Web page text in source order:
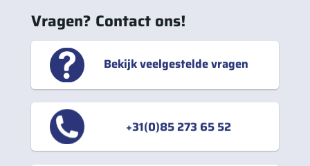
Vragen? Contact ons!
Bekijk veelgestelde vragen
+31(0)85 273 65 52